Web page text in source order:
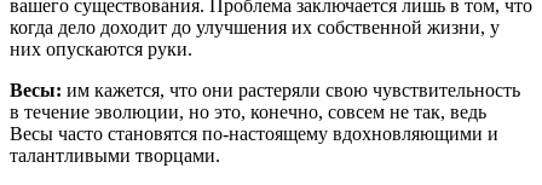
вашего существования. Проблема заключается лишь в том, что
когда дело доходит до улучшения их собственной жизни, у
них опускаются руки.
Весы: им кажется, что они растеряли свою чувствительность
в течение эволюции, но это, конечно, совсем не так, ведь
Весы часто становятся по-настоящему вдохновляющими и
талантливыми творцами.